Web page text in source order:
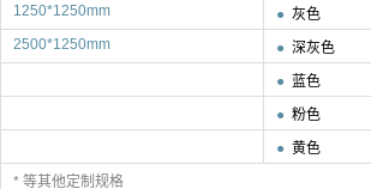
1250*1250mm
● 灰色
2500*1250mm
● 深灰色
● 蓝色
● 粉色
● 黄色
* 等其他定制规格